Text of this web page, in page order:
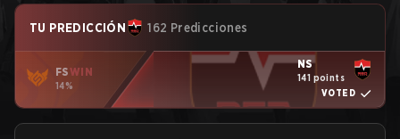
TU PREDICCIÓN 162 Predicciones
FSWIN
14%
NS
141 points
VOTED